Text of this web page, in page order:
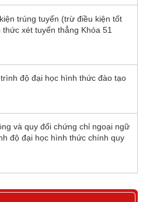
trúng tuyển (trừ điều kiện tốt
xét tuyển thẳng Khóa 51
độ đại học hình thức đào tạo
và quy đổi chứng chỉ ngoại ngữ
độ đại học hình thức chính quy